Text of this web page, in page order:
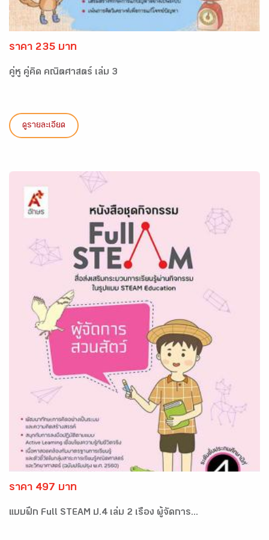
ราคา 235 บาท
คู่หู คู่คิด คณิตศาสตร์ เล่ม 3
ดูรายละเอียด
ราคา 497 บาท
แบบฝึก Full STEAM ป.4 เล่ม 2 เรื่อง ผู้จัดการ...